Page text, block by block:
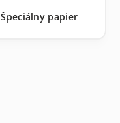
Špeciálny papier